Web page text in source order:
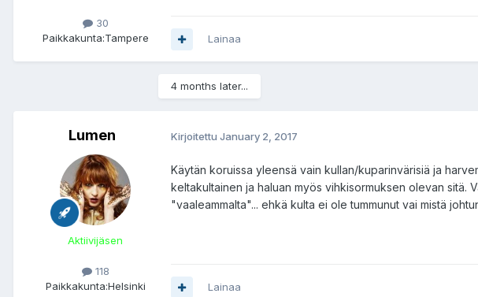
30
Paikkakunta:Tampere Lainaa
4 months later...
Lumen
Aktiivijäsen
118
Paikkakunta:Helsinki
Kirjoitettu January 2, 2017
Käytän koruissa yleensä vain kullan/kuparinvärisiä ja
keltakultainen ja haluan myös vihkisormuksen olevan sitä.
"vaaleammalta"... ehkä kulta ei ole tummunut vai mistä
Lainaa